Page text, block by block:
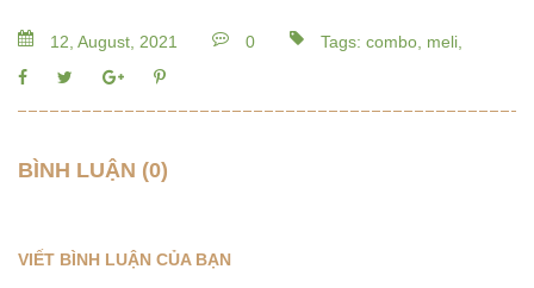
12, August, 2021 0 Tags: combo, meli,
BÌNH LUẬN (0)
VIẾT BÌNH LUẬN CỦA BẠN